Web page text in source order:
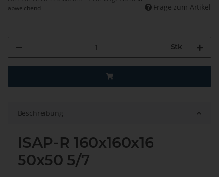
abweichend
Frage zum Artikel
Stk
Beschreibung
ISAP-R 160x160x16
50x50 5/7